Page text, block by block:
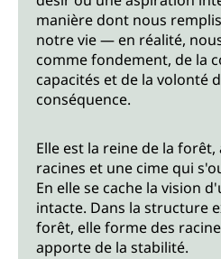
manière dont nous
notre vie — en réalité,
comme fondement, de la
capacités et de la volonté
conséquence.
Elle est la reine de la
racines et une cime qui
En elle se cache la vision
intacte. Dans la structure
forêt, elle forme des
apporte de la stabilité.